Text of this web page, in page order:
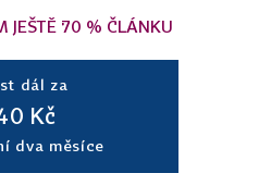
JEŠTĚ 70 % ČLÁNKU
dál za
Kč
dva měsíce